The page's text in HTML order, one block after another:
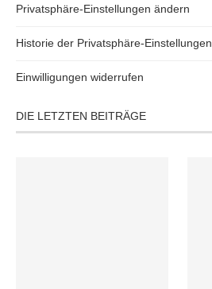
Privatsphäre-Einstellungen ändern
Historie der Privatsphäre-Einstellungen
Einwilligungen widerrufen
DIE LETZTEN BEITRÄGE